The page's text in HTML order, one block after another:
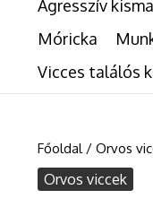
Agresszív
Móricka
Vicces találós
Főoldal/ Orvos
Orvos viccek